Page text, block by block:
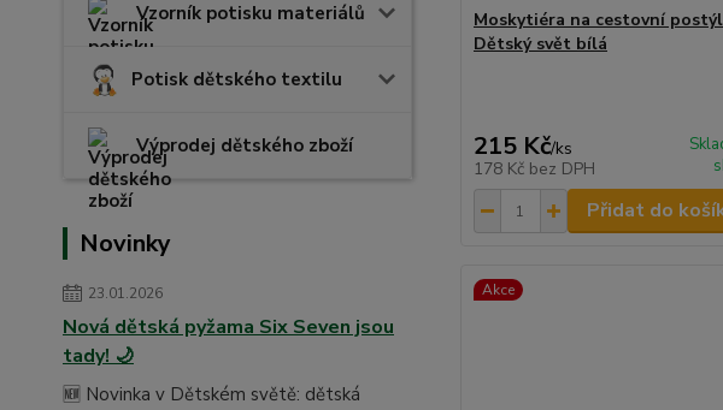
Vzorník potisku materiálů
Potisk dětského textilu
Výprodej dětského zboží
Novinky
23.01.2026
Nová dětská pyžama Six Seven jsou
tady! 🌙
🆕 Novinka v Dětském světě: dětská
Moskytiéra na cestovní
Dětský svět bílá
215 Kč/ks
178 Kč bez DPH
Přidat do
Akce